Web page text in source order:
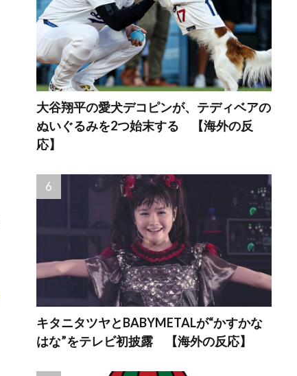
大谷翔平の愛犬デコピンが、テディベアの
ぬいぐるみを2つ始末する 【海外の反
応】
キタニタツヤとBABYMETALが“かすかな
はな”をテレビ初披露 【海外の反応】